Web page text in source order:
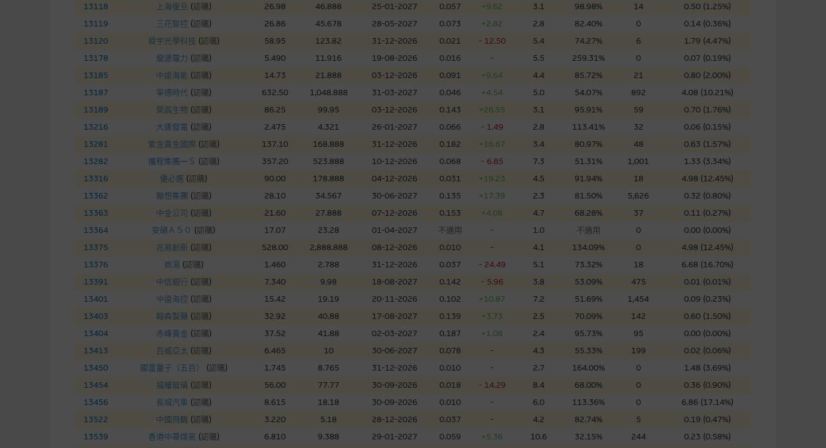
13118
上海復旦 (認購) 26.98 46.888 25-01-2027 0.057 +9.62 3.1 98.98% 14
0.50 (1.25%)
13119
三花智控 (認購) 26.86 45.678 28-05-2027 0.073 +2.82 2.8 82.40% 0
0.14 (0.36%)
13120
舜宇光學科技 (認購) 58.95 123.82 31-12-2026 0.021 - 12.50 5.4 74.27% 6
1.79 (4.47%)
13178
龍源電力 (認購) 5.490 11.916 19-08-2026 0.016 - 5.5 259.31% 0
0.07 (0.19%)
13185
中遠海能(認購) 14.73 21.888 03-12-2026 0.091 +9.64 4.4 85.72% 21
0.80 (2.00%)
13187
寧德時代(認購) 632.50 1,048.888 31-03-2027 0.046 +4.54 5.0 54.07% 892
4.08 (10.21%)
13189
榮昌生物 (認購) 86.25 99.95 03-12-2026 0.143 +26.55 3.1 95.91% 59
0.70 (1.76%)
13216
大唐發電 (認購) 2.475 4.321 26-01-2027 0.066 - 1.49 2.8 113.41% 32
0.06 (0.15%)
13281
紫金黃金國際 (認購) 137.10 168.888 31-12-2026 0.182 +16.67 3.4 80.97% 48
0.63 (1.57%)
13282
攜程集團—Ｓ (認購) 357.20 523.888 10-12-2026 0.068 - 6.85 7.3 51.31% 1,001
1.33 (3.34%)
13316
優必選 (認購) 90.00 178.888 04-12-2026 0.031 +19.23 4.5 91.94% 18
4.98 (12.45%)
13362
聯想集團 (認購) 28.10 34.567 30-06-2027 0.135 +17.39 2.3 81.50% 5,626
0.32 (0.80%)
13363
中金公司 (認購) 21.60 27.888 07-12-2026 0.153 +4.08 4.7 68.28% 37
0.11 (0.27%)
13364
安碩Ａ５０ (認購) 17.07 23.28 01-04-2027 不適用 - 1.0 不適用 0
0.00 (0.00%)
13375
兆易創新 (認購) 528.00 2,888.888 08-12-2026 0.010 - 4.1 134.09% 0
4.98 (12.45%)
13376
商湯 (認購) 1.460 2.788 31-12-2026 0.037 - 24.49 5.1 73.32% 18
6.68 (16.70%)
13391
中信銀行 (認購) 7.340 9.98 18-08-2027 0.142 - 5.96 3.8 53.09% 475
0.01 (0.01%)
13401
中遠海控 (認購) 15.42 19.19 20-11-2026 0.102 +10.87 7.2 51.69% 1,454
0.09 (0.23%)
13403
翰森製藥 (認購) 32.92 40.88 17-08-2027 0.139 +3.73 2.5 70.09% 142
0.60 (1.50%)
13404
赤峰黃金 (認購) 37.52 41.88 02-03-2027 0.187 +1.08 2.4 95.73% 95
0.00 (0.00%)
13413
百威亞太 (認購) 6.465 10 30-06-2027 0.078 - 4.3 55.33% 199
0.02 (0.06%)
13450
國富量子（五百） (認購) 1.745 8.765 31-12-2026 0.010 - 2.7 164.00% 0
1.48 (3.69%)
13454
福耀玻璃 (認購) 56.00 77.77 30-09-2026 0.018 - 14.29 8.4 68.00% 0
0.36 (0.90%)
13456
長城汽車 (認購) 8.615 18.18 30-09-2026 0.010 - 6.0 113.36% 0
6.86 (17.14%)
13522
中國飛鶴 (認購) 3.220 5.18 28-12-2026 0.037 - 4.2 82.74% 5
0.19 (0.47%)
13539
香港中華煤氣 (認購) 6.810 9.388 29-01-2027 0.059 +5.36 10.6 32.15% 244
0.23 (0.58%)
予更改或刪除，而毋須作出通知。
任何指示價格報價、公開資料或分析是基於我們相信的假設及參數而預備的，不構成我們提出的意見。所用假設及參數並非唯一可以合理選擇到
績並不保證將來表現。網站內容來自我們在所示日期時認為可靠之來源，且均以真誠提供，然而，麥格理集團不作陳述，亦不保證網站內容在任
何用途上均完整、可靠、準確、合時或適合，亦不為資料的準確程度、完整性及合時性負上責任，除非這是有關適用的的法律及/或法規所規定。
網站內容不構成要約及徵求要約，或作為任何合約的根據，以購買或銷售任何證券、貸款或其他工具。網站內容由麥格理集團所準備的資料編製
而成，但不包括麥格理集團職員所知的資料。
在法律最大許可的情況下，麥格理集團及其任何相關公司或其董事、高層職員、僱員或代理人不作陳述，亦不保證網站內容，或任何與本網站相
連結的第三者網站，在任何用途方面均可靠、完整、合時及準確，對任何因任何形式(包括疏忽)由於網站內容的錯誤、失實、遺漏、或任何人士對
網站內容的依賴而導致的損失或損毀，亦一概不會承擔責任或債務。
與結構性產品有關的風險
結構性產品並無抵押品，如發行人無力償債或違約，投資者可能無法收回部份或全部應收款項。結構性產品價格可升可跌。過往表現並不反映未
來表現。產品的第二市場可能有限而麥格理資本股份有限公司可能是唯一報價方。閣下應閱讀載于www.warrants.com.hk之上市文件以瞭解結構
性產品的詳情及自行評估箇中風險。如有需要，請徵詢獨立之專業意見。牛熊證備有強制贖回機制可能被提早終止，届時(i) N類牛熊證投資者會
網站連結
本網站或載有連接非由麥格理集團管理的網站的連結。此等連結純為方便閣下取得更多關於市場上相關產品及機構的資訊。麥格理集團對此等網
站的內容及所介紹的產品或服務，均無任何操控權，因此對此等網站的內容及所介紹服務或產品是否準確或合適，不作任何聲明。麥格理集團建
議閣下自行向本網站述及或連接的第三者查詢。此外，載有第三者網站的連結，不應視為該第三者推介本網站。
本網站雖連接第三者管理的網站，但麥格理集團並非授權網站瀏覽者複製此等網站的任何內容，因該等內容可能屬他人的知識產權。